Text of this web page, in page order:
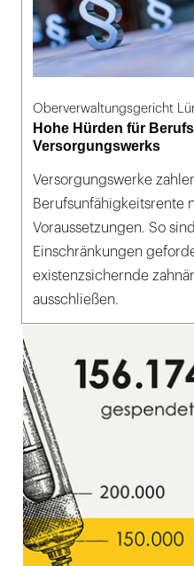
Oberverwaltungsgericht
Hohe Hürden für
Versorgungswerks
Versorgungswerke
Berufsunfähigkeitsrente
Voraussetzungen. So
Einschränkungen
existenzsichernde
ausschließen.